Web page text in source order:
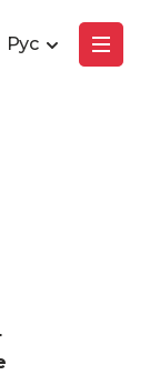
Рус